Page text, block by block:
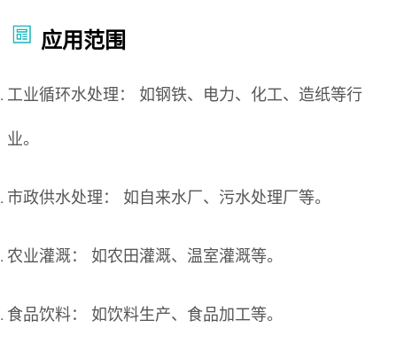
应用范围
工业循环水处理： 如钢铁、电力、化工、造纸等行
业。
市政供水处理： 如自来水厂、污水处理厂等。
农业灌溉： 如农田灌溉、温室灌溉等。
食品饮料： 如饮料生产、食品加工等。